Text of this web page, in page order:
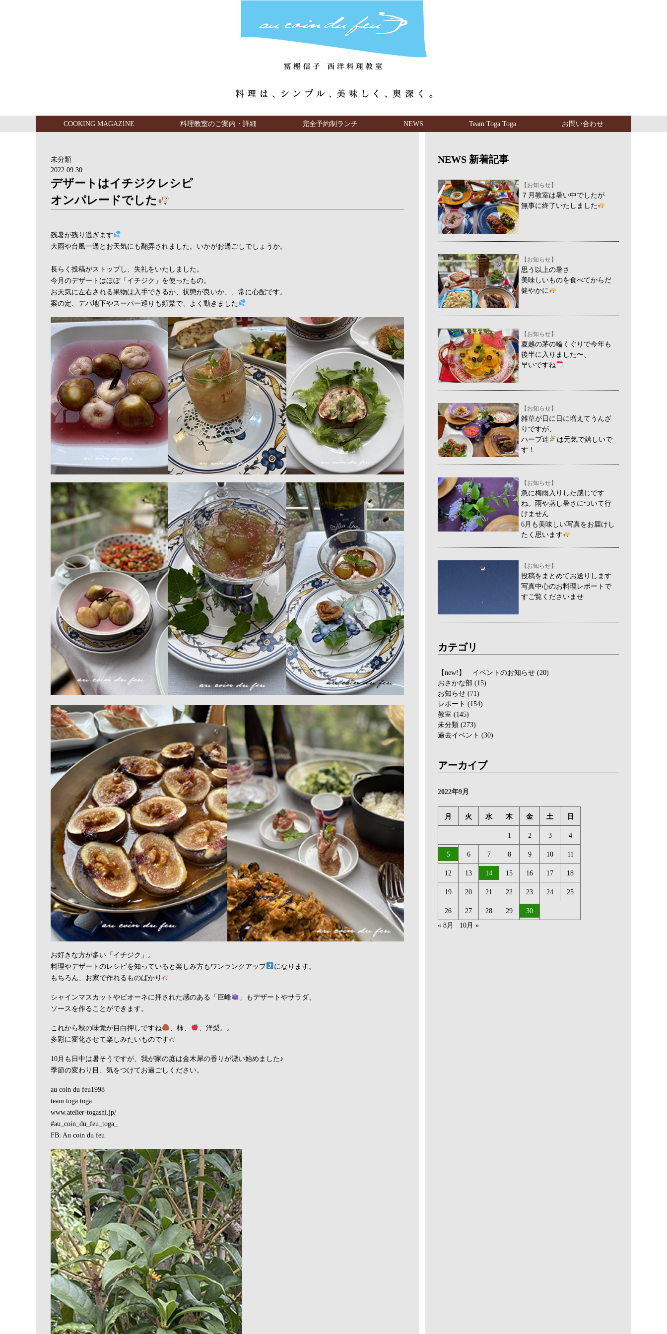
COOKING MAGAZINE 料理教室のご案内・詳細 完全予約制ランチ NEWS Team Toga Toga お問い合わせ
未分類
2022.09.30
デザートはイチジクレシピ
オンパレードでした
残暑が残り過ぎます
大雨や台風一過とお天気にも翻弄されました。いかがお過ごしでしょうか。
長らく投稿がストップし、失礼をいたしました。
今月のデザートはほぼ「イチジク」を使ったもの。
お天気に左右される果物は入手できるか、状態が良いか、、常に心配です。
案の定、デパ地下やスーパー巡りも頻繁で、よく動きました
お好きな方が多い「イチジク」。
料理やデザートのレシピを知っていると楽しみ方もワンランクアップ
になります。
もちろん、お家で作れるものばかり
シャインマスカットやピオーネに押された感のある「巨峰
」もデザートやサラダ、
ソースを作ることができます。
これから秋の味覚が目白押しですね 、柿、
、洋梨。。
多彩に変化させて楽しみたいものです
10月も日中は暑そうですが、我が家の庭は金木犀の香りが漂い始めました♪
季節の変わり目、気をつけてお過ごしください。
au coin du feu1998
team toga toga
www.atelier-togashi.jp/
#au_coin_du_feu_toga_
FB: Au coin du feu
NEWS 新着記事
【お知らせ】
７月教室は暑い中でしたが
無事に終了いたしました
【お知らせ】
思う以上の暑さ
美味しいものを食べてからだ
健やかに
【お知らせ】
夏越の茅の輪くぐりで今年も
後半に入りました〜、
早いですね
【お知らせ】
雑草が日に日に増えてうんざ
りですが、
ハーブ達
は元気で嬉しいで
す！
【お知らせ】
急に梅雨入りした感じです
ね。雨や蒸し暑さについて行
けません
6月も美味しい写真をお届けし
たく思います
【お知らせ】
投稿をまとめてお送りします
写真中心のお料理レポートで
すご覧くださいませ
カテゴリ
【new!】 イベントのお知らせ (20)
おさかな部 (15)
お知らせ (71)
レポート (154)
教室 (145)
未分類 (273)
過去イベント (30)
アーカイブ
2022年9月
月 火 水 木 金 土 日
1 2 3 4
5 6 7 8 9 10 11
12 13 14 15 16 17 18
19 20 21 22 23 24 25
26 27 28 29
30
« 8月
10月 »